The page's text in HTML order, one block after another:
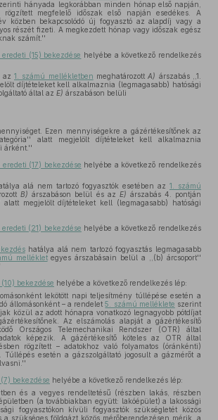
hányada legkorábban minden hónap első napján,
rögzített megfelelő időszak első napján esedékes. A
közben bekapcsolódó új fogyasztó az alapdíj vagy a
részét fizeti. A megkezdett hónap vagy időszak egész
számít.''
(15) bekezdése helyébe a következő rendelkezés
az 1. számú mellékletben meghatározottA) árszabás ,,1.
díjtételeket kell alkalmaznia (legmagasabb) hatósági
által az E) árszabáson belüli
Ezen mennyiségekre a gázértékesítőnek az
alatt megjelölt díjtételeket kell alkalmaznia
árként.''
(17) bekezdése helyébe a következő rendelkezés
alá nem tartozó fogyasztók esetében az 1. számú
B) árszabáson belül és az E) árszabás 4. pontján
megjelölt díjtételeket kell (legmagasabb) hatósági
(21) bekezdése helyébe a következő rendelkezés
hatálya alá nem tartozó fogyasztás legmagasabb
mellékletegyes árszabásain belül a ,,(b) árcsoport''
bekezdése helyébe a következő rendelkezés lép:
lekötött napi teljesítmény túllépése esetén a
állomásonként – a rendelet5. számú melléklete szerint
közül az adott hónapra vonatkozó legnagyobb pótdíjat
Az elszámolás alapját a gázértékesítő
Országos Telemechanikai Rendszer (OTR) által
képezik. A gázértékesítő köteles az OTR által
rögzített – adatokhoz való folyamatos (óránkénti)
Túllépés esetén a gázszolgáltató jogosult a gázmérőt a
bekezdése helyébe a következő rendelkezés lép:
és a vegyes rendeltetésű (részben lakás, részben
(a továbbiakban együtt: lakóépület) a lakossági
fogyasztókon kívüli fogyasztók szükségletét közös
szükséges földgázt közös mérőberendezésen mérik, a